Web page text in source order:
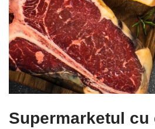
Supermarketul cu